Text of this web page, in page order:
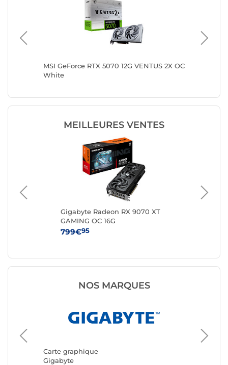
MSI GeForce RTX 5070 12G VENTUS 2X OC
White
MEILLEURES VENTES
Gigabyte Radeon RX 9070 XT
GAMING OC 16G
799€95
NOS MARQUES
Carte graphique
Gigabyte
Carte
ASUS